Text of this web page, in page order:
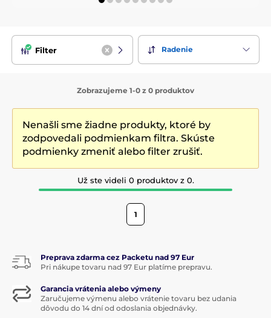
Filter Radenie
Zobrazujeme 1-0 z 0 produktov
Nenašli sme žiadne produkty, ktoré by
zodpovedali podmienkam filtra. Skúste
podmienky zmeniť alebo filter zrušiť.
Už ste videli 0 produktov z 0.
1
Preprava zdarma cez Packetu nad 97 Eur
Pri nákupe tovaru nad 97 Eur platíme prepravu.
Garancia vrátenia alebo výmeny
Zaručujeme výmenu alebo vrátenie tovaru bez udania
dôvodu do 14 dní od odoslania objednávky.